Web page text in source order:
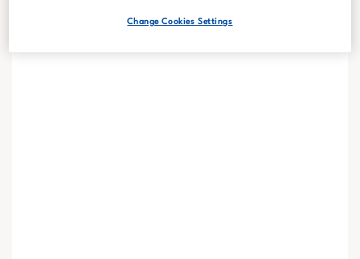
Change Cookies Settings